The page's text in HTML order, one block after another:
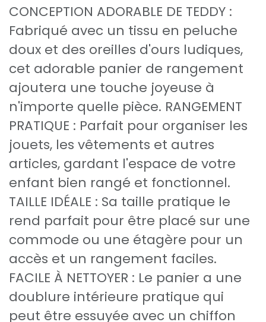
CONCEPTION ADORABLE DE TEDDY :
Fabriqué avec un tissu en peluche
doux et des oreilles d'ours ludiques,
cet adorable panier de rangement
ajoutera une touche joyeuse à
n'importe quelle pièce. RANGEMENT
PRATIQUE : Parfait pour organiser les
jouets, les vêtements et autres
articles, gardant l'espace de votre
enfant bien rangé et fonctionnel.
TAILLE IDÉALE : Sa taille pratique le
rend parfait pour être placé sur une
commode ou une étagère pour un
accès et un rangement faciles.
FACILE À NETTOYER : Le panier a une
doublure intérieure pratique qui
peut être essuyée avec un chiffon